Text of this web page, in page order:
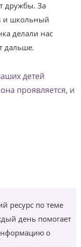
дружбы. За
и школьный
делали нас
дальше.
детей
проявляется, и
ресурс по теме
день помогает
о